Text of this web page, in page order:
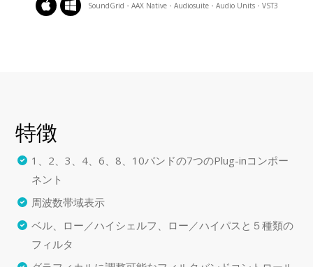
SoundGrid・AAX Native・Audiosuite・Audio Units・VST3
特徴
1、2、3、4、6、8、10バンドの7つのPlug-inコンポー
ネント
周波数帯域表示
ベル、ロー／ハイシェルフ、ロー／ハイパスと５種類の
フィルタ